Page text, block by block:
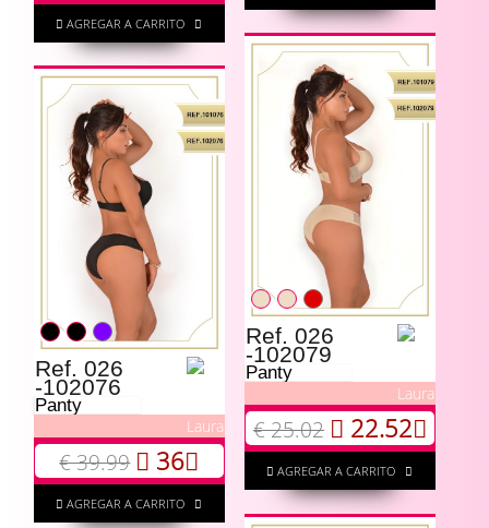
AGREGAR A CARRITO
Ref. 026
-102079
Panty
Laura
€ 25.02 22.52
AGREGAR A CARRITO
Ref. 026
-102076
Panty
Laura
€ 39.99 36
AGREGAR A CARRITO